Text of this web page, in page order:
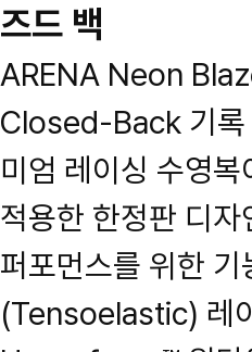
즈드 백
ARENA Neon
Closed-Back 기록
미엄 레이싱 수영
적용한 한정판 디
퍼포먼스를 위한
(Tensoelastic) 레